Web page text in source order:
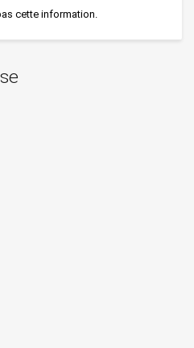
cette information.